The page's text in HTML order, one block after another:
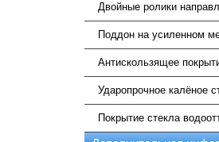
Двойные ролики
Поддон на усиленном
Антискользящее
Ударопрочное калёное
Покрытие стекла